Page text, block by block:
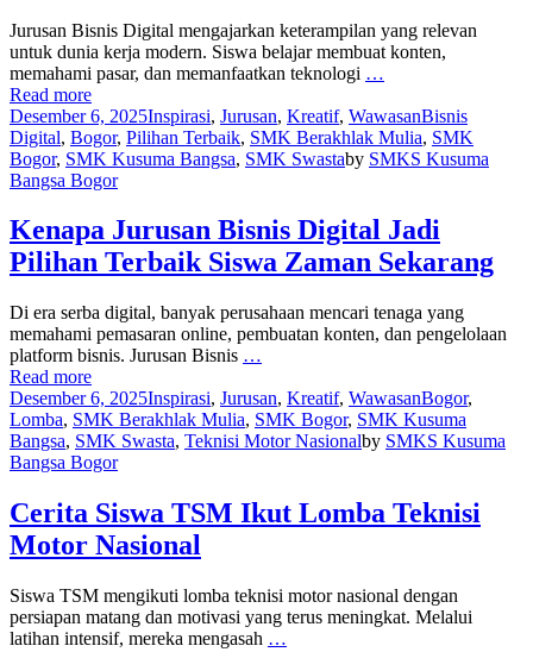
Jurusan Bisnis Digital mengajarkan keterampilan yang relevan
untuk dunia kerja modern. Siswa belajar membuat konten,
memahami pasar, dan memanfaatkan teknologi …
Read more
Desember 6, 2025Inspirasi, Jurusan, Kreatif, WawasanBisnis
Digital, Bogor, Pilihan Terbaik, SMK Berakhlak Mulia, SMK
Bogor, SMK Kusuma Bangsa, SMK Swastaby SMKS Kusuma
Bangsa Bogor
Kenapa Jurusan Bisnis Digital Jadi
Pilihan Terbaik Siswa Zaman Sekarang
Di era serba digital, banyak perusahaan mencari tenaga yang
memahami pemasaran online, pembuatan konten, dan pengelolaan
platform bisnis. Jurusan Bisnis …
Read more
Desember 6, 2025Inspirasi, Jurusan, Kreatif, WawasanBogor,
Lomba, SMK Berakhlak Mulia, SMK Bogor, SMK Kusuma
Bangsa, SMK Swasta, Teknisi Motor Nasionalby SMKS Kusuma
Bangsa Bogor
Cerita Siswa TSM Ikut Lomba Teknisi
Motor Nasional
Siswa TSM mengikuti lomba teknisi motor nasional dengan
persiapan matang dan motivasi yang terus meningkat. Melalui
latihan intensif, mereka mengasah …